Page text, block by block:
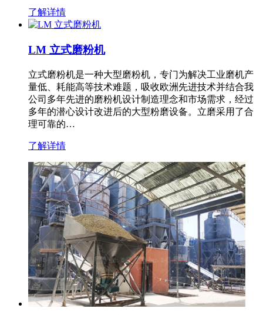
了解详情
LM 立式磨粉机
立式磨粉机是一种大型磨粉机，专门为解决工业磨机产
量低、耗能高等技术难题，吸收欧洲先进技术并结合我
公司多年先进的磨粉机设计制造理念和市场需求，经过
多年的潜心设计改进后的大型粉磨设备。立磨采用了合
理可靠的…
了解详情